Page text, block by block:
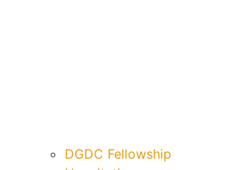
DGDC Fellowship